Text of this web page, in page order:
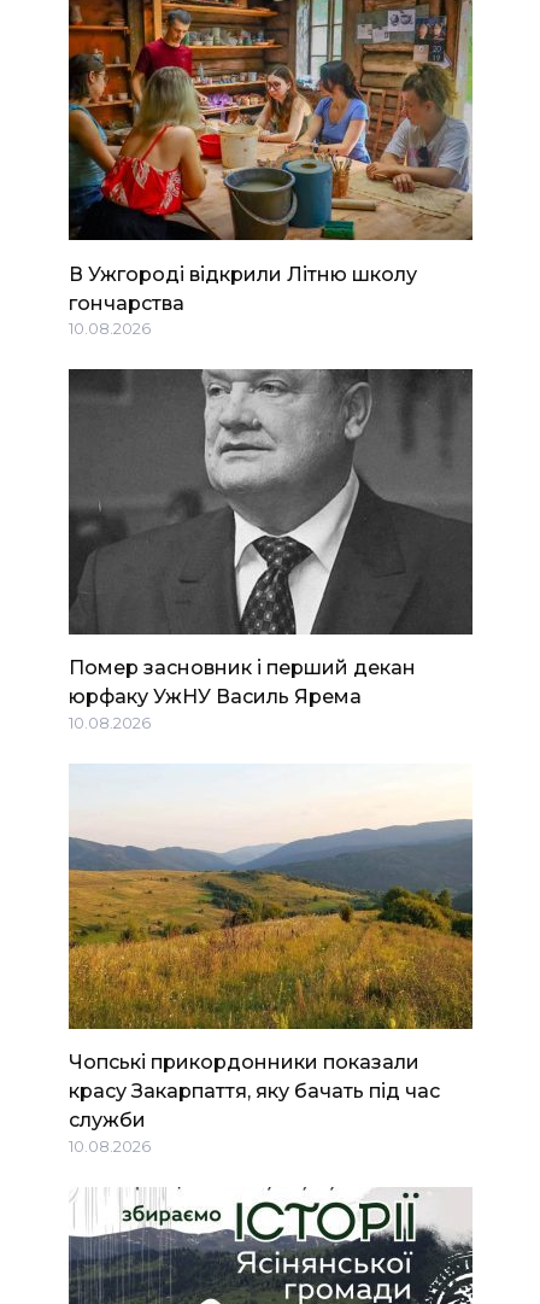
В Ужгороді відкрили Літню школу
гончарства
10.08.2026
Помер засновник і перший декан
юрфаку УжНУ Василь Ярема
10.08.2026
Чопські прикордонники показали
красу Закарпаття, яку бачать під час
служби
10.08.2026